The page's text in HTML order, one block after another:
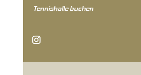
Tennishalle buchen